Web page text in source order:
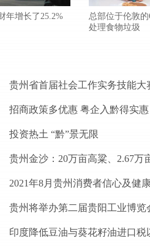
年增长了25.2%
总部位于伦敦
处理食物垃圾
贵州省首届社会工作实务技能大
招商政策多优惠 粤企入黔得实惠
投资热土 “黔”景无限
贵州金沙：20万亩高粱、2.67万
2021年8月贵州消费者信心及健
贵州将举办第二届贵阳工业博览
印度降低豆油与葵花籽油进口税